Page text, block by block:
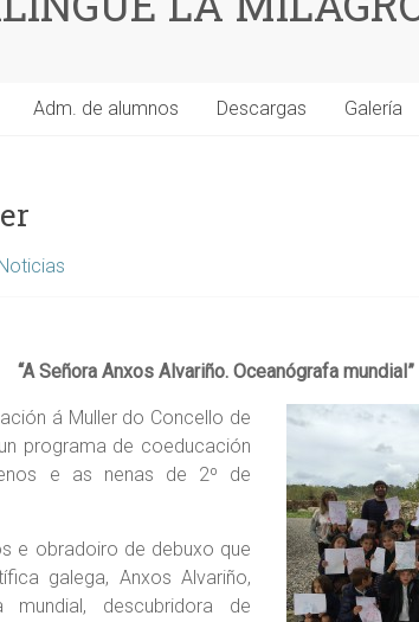
Adm. de alumnos Descargas Galería
Noticias
“A Señora Anxos Alvariño. Oceanógrafa mundial”
á Muller do Concello de
programa de coeducación
e as nenas de 2º de
e obradoiro de debuxo que
galega, Anxos Alvariño,
mundial, descubridora de